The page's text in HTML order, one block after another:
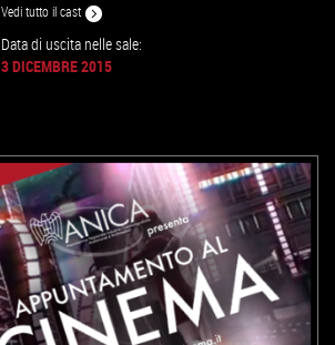
Vedi tutto il cast
Data di uscita nelle sale:
3 DICEMBRE 2015